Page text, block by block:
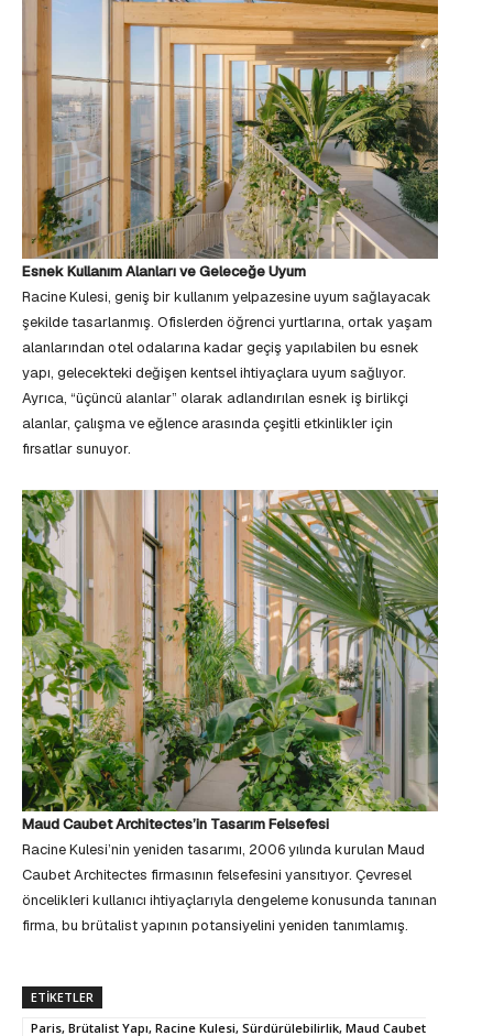
Esnek Kullanım Alanları ve Geleceğe Uyum
Racine Kulesi, geniş bir kullanım yelpazesine uyum sağlayacak
şekilde tasarlanmış. Ofislerden öğrenci yurtlarına, ortak yaşam
alanlarından otel odalarına kadar geçiş yapılabilen bu esnek
yapı, gelecekteki değişen kentsel ihtiyaçlara uyum sağlıyor.
Ayrıca, “üçüncü alanlar” olarak adlandırılan esnek iş birlikçi
alanlar, çalışma ve eğlence arasında çeşitli etkinlikler için
fırsatlar sunuyor.
Maud Caubet Architectes’in Tasarım Felsefesi
Racine Kulesi’nin yeniden tasarımı, 2006 yılında kurulan Maud
Caubet Architectes firmasının felsefesini yansıtıyor. Çevresel
öncelikleri kullanıcı ihtiyaçlarıyla dengeleme konusunda tanınan
firma, bu brütalist yapının potansiyelini yeniden tanımlamış.
ETIKETLER
Paris, Brütalist Yapı, Racine Kulesi, Sürdürülebilirlik, Maud Caubet